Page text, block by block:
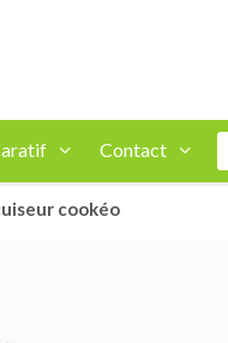
Contact
cookéo